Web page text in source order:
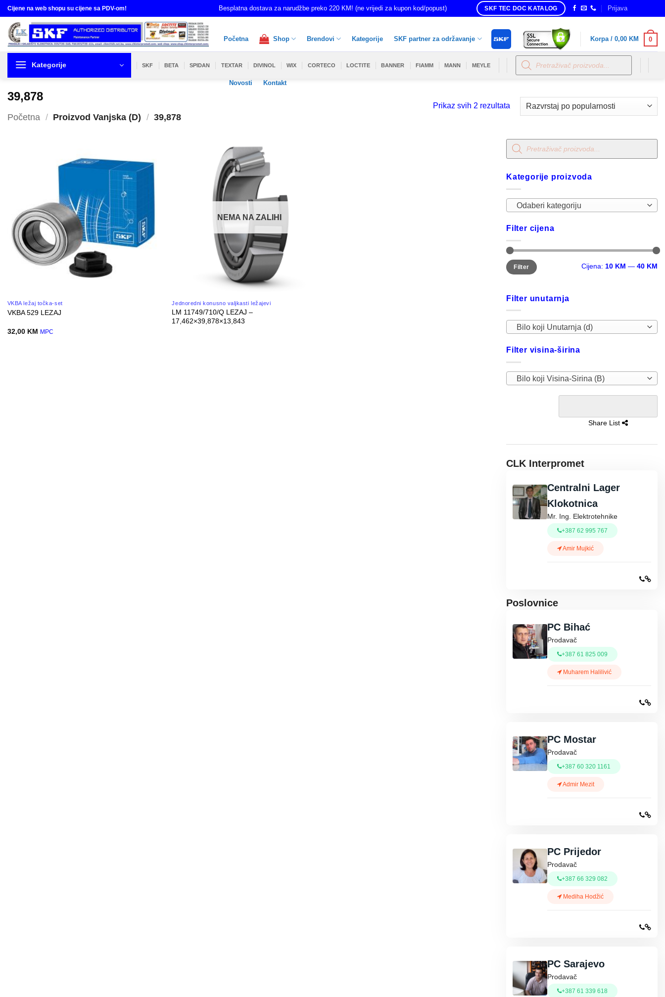
Skip
to
content
Cijene na web shopu su cijene sa PDV-om! Besplatna dostava za narudžbe preko 220 KM! (ne vrijedi za kupon kod/popust) SKF TEC DOC KATALOG Prijava
Početna Shop Brendovi Kategorije SKF partner za održavanje
Novosti Kontakt
Korpa / 0,00 KM 0
Kategorije SKF BETA SPIDAN TEXTAR DIVINOL WIX CORTECO LOCTITE BANNER FIAMM MANN MEYLE
Products
search
39,878
Početna / Proizvod Vanjska (D) / 39,878
Prikaz svih 2 rezultataSorted
VKBA ležaj točka-set
VKBA 529 LEZAJ
32,00 KM MPC
NEMA NA ZALIHI
Jednoredni konusno valjkasti ležajevi
LM 11749/710/Q LEZAJ –
17,462×39,878×13,843
Products
search
Kategorije proizvoda
Odaberi kategoriju
Filter cijena
Minimalna
cijena
Maksimalna
cijena
Filter Cijena: 10 KM — 40 KM
Filter unutarnja
Bilo koji Unutarnja (d)
Filter visina-širina
Bilo koji Visina-Sirina (B)
Share List
CLK Interpromet
Centralni Lager
Klokotnica
Mr. Ing. Elektrotehnike
+387 62 995 767
Amir Mujkić
Poslovnice
PC Bihać
Prodavač
+387 61 825 009
Muharem Halilivić
PC Mostar
Prodavač
+387 60 320 1161
Admir Mezit
PC Prijedor
Prodavač
+387 66 329 082
Mediha Hodžić
PC Sarajevo
Prodavač
+387 61 339 618